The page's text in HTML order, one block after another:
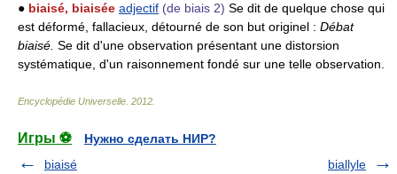
● biaisé, biaisée adjectif (de biais 2) Se dit de quelque chose qui
est déformé, fallacieux, détourné de son but originel : Débat
biaisé. Se dit d'une observation présentant une distorsion
systématique, d'un raisonnement fondé sur une telle observation.
Encyclopédie Universelle 2012
Игры ⚽
Нужно сделать НИР?
biaisé
biallyle